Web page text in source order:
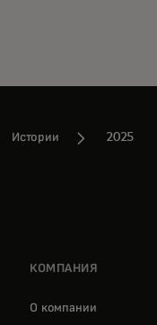
Истории 2025
КОМПАНИЯ
О компании